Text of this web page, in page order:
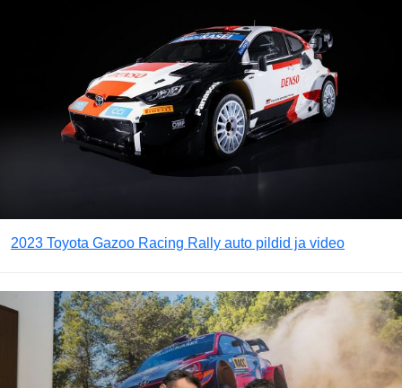
2023 Toyota Gazoo Racing Rally auto pildid ja video